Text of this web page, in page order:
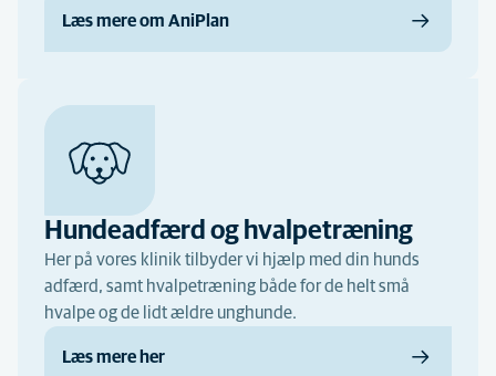
Læs mere om AniPlan
Hundeadfærd og hvalpetræning
Her på vores klinik tilbyder vi hjælp med din hunds
adfærd, samt hvalpetræning både for de helt små
hvalpe og de lidt ældre unghunde.
Læs mere her